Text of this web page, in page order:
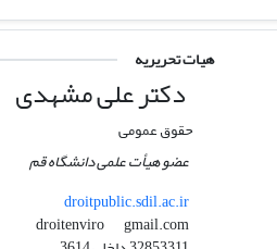
هیات تحریریه
دکتر علی مشهدی
حقوق عمومی
عضو هیأت علمی دانشگاه قم
droitpublic.sdil.ac.ir
droitenviro
gmail.com